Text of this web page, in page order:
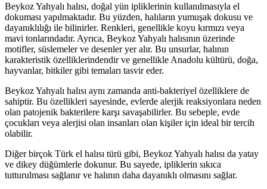
Beykoz Yahyalı halısı, doğal yün ipliklerinin kullanılmasıyla el
dokuması yapılmaktadır. Bu yüzden, halıların yumuşak dokusu ve
dayanıklılığı ile bilinirler. Renkleri, genellikle koyu kırmızı veya
mavi tonlarındadır. Ayrıca, Beykoz Yahyalı halısının üzerinde
motifler, süslemeler ve desenler yer alır. Bu unsurlar, halının
karakteristik özelliklerindendir ve genellikle Anadolu kültürü, doğa,
hayvanlar, bitkiler gibi temaları tasvir eder.
Beykoz Yahyalı halısı aynı zamanda anti-bakteriyel özelliklere de
sahiptir. Bu özellikleri sayesinde, evlerde alerjik reaksiyonlara neden
olan patojenik bakterilere karşı savaşabilirler. Bu sebeple, evde
çocukları veya alerjisi olan insanları olan kişiler için ideal bir tercih
olabilir.
Diğer birçok Türk el halısı türü gibi, Beykoz Yahyalı halısı da yatay
ve dikey düğümlerle dokunur. Bu sayede, ipliklerin sıkıca
tutturulması sağlanır ve halının daha dayanıklı olmasını sağlar.